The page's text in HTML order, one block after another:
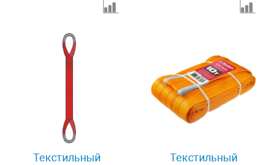
Текстильный
Текстильный